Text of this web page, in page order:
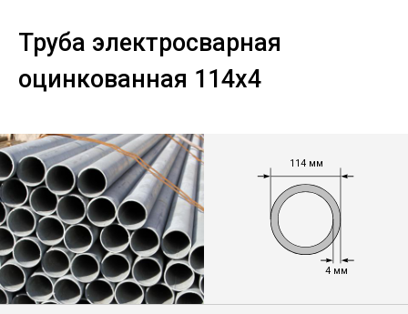
Лист
Балка
Швеллер
Квадрат
Труба электросварная
оцинкованная 114х4
114 мм
4 мм